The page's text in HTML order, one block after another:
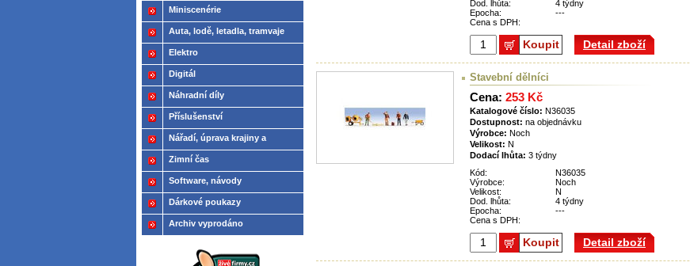
Dod. lhůta:
4 týdny
Epocha:
---
Cena s DPH:
Koupit Detail zboží
Stavební dělníci
Cena: 253 Kč
Katalogové číslo: N36035
Dostupnost: na objednávku
Výrobce: Noch
Velikost: N
Dodací lhůta: 3 týdny
Kód:
N36035
Výrobce:
Noch
Velikost:
N
Dod. lhůta:
4 týdny
Epocha:
---
Cena s DPH:
Koupit Detail zboží
Miniscenérie
Auta, lodě, letadla, tramvaje
Elektro
Digitál
Náhradní díly
Příslušenství
Nářadí, úprava krajiny a
modelů
Zimní čas
Software, návody
Dárkové poukazy
Archiv vyprodáno